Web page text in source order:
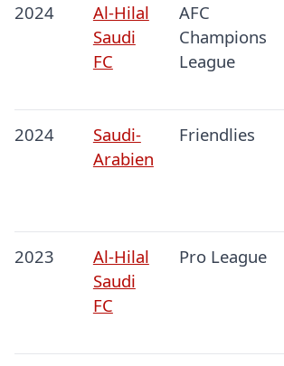
2024
Al-Hilal
Saudi
FC
AFC
Champions
League
2024
Saudi-
Arabien
Friendlies
2023
Al-Hilal
Saudi
FC
Pro League